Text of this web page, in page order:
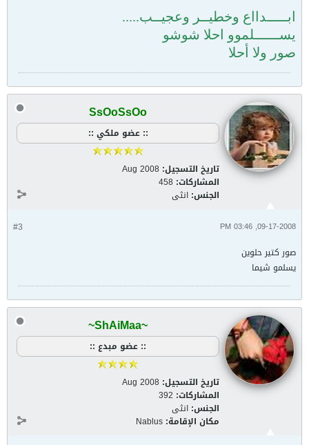
ابـــــدااع وخطيــر وعجيــب.....
يســــــلموو احلا شوشو
صور ولا أحلا
SsOoSsOo
:: عضو ملكي ::
تاريخ التسجيل: Aug 2008
المشاركات: 458
الجنس: انثى
#3 09-17-2008, 03:46 PM
صور كتير حلوين
يسلمو شيما
~ShAiMaa~
:: عضو مبدع ::
تاريخ التسجيل: Aug 2008
المشاركات: 392
الجنس: انثى
مكان الإقامة: Nablus